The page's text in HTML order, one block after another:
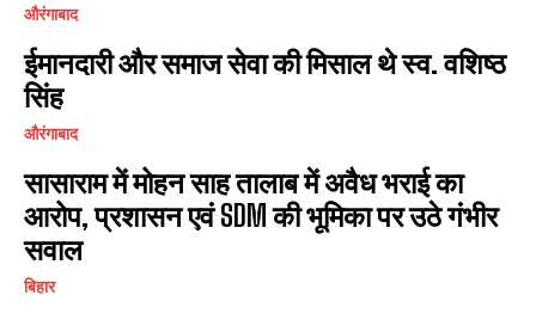
औरंगाबाद
ईमानदारी और समाज सेवा की मिसाल थे स्व. वशिष्ठ
सिंह
औरंगाबाद
सासाराम में मोहन साह तालाब में अवैध भराई का
आरोप, प्रशासन एवं SDM की भूमिका पर उठे गंभीर
सवाल
बिहार